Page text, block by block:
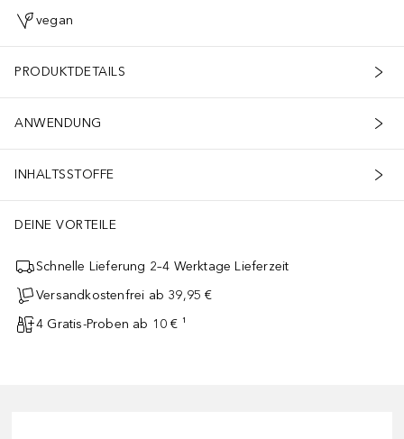
vegan
PRODUKTDETAILS
ANWENDUNG
INHALTSSTOFFE
DEINE VORTEILE
Schnelle Lieferung 2–4 Werktage Lieferzeit
Versandkostenfrei ab 39,95 €
4 Gratis-Proben ab 10 € ¹